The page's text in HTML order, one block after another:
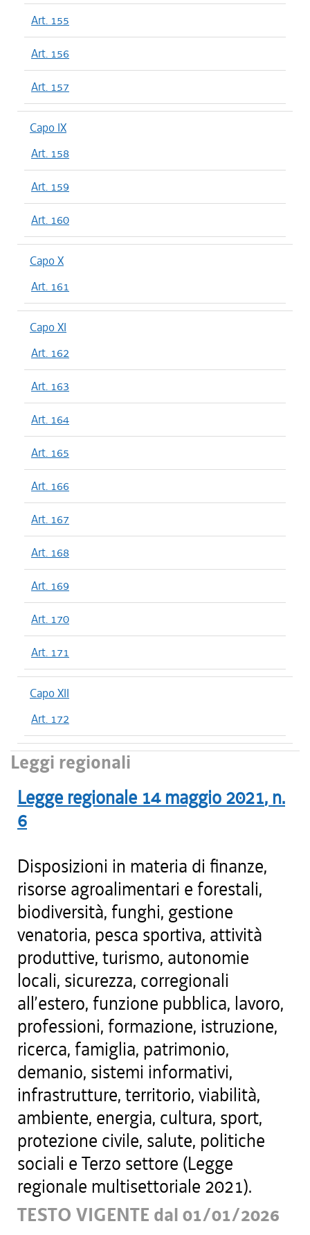
Art. 155
Art. 156
Art. 157
Capo IX
Art. 158
Art. 159
Art. 160
Capo X
Art. 161
Capo XI
Art. 162
Art. 163
Art. 164
Art. 165
Art. 166
Art. 167
Art. 168
Art. 169
Art. 170
Art. 171
Capo XII
Art. 172
Leggi regionali
Legge regionale 14 maggio 2021, n.
6
Disposizioni in materia di finanze,
risorse agroalimentari e forestali,
biodiversità, funghi, gestione
venatoria, pesca sportiva, attività
produttive, turismo, autonomie
locali, sicurezza, corregionali
all’estero, funzione pubblica, lavoro,
professioni, formazione, istruzione,
ricerca, famiglia, patrimonio,
demanio, sistemi informativi,
infrastrutture, territorio, viabilità,
ambiente, energia, cultura, sport,
protezione civile, salute, politiche
sociali e Terzo settore (Legge
regionale multisettoriale 2021).
TESTO VIGENTE dal 01/01/2026